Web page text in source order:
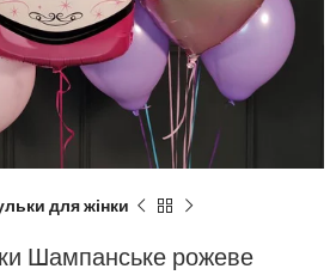
для жінки
Шампанське рожеве